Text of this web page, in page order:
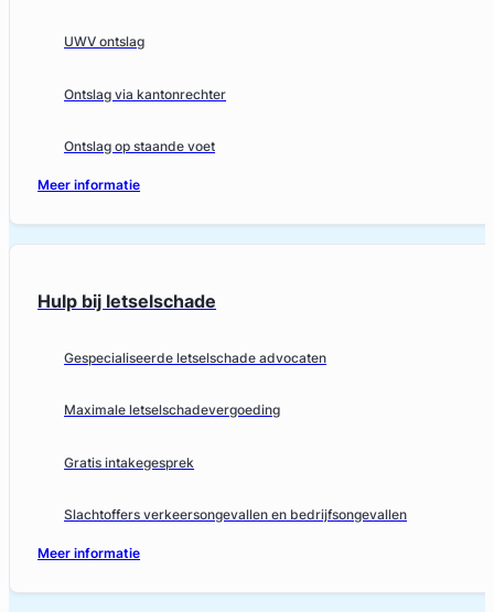
UWV ontslag
Ontslag via kantonrechter
Ontslag op staande voet
Meer informatie
Hulp bij letselschade
Gespecialiseerde letselschade advocaten
Maximale letselschadevergoeding
Gratis intakegesprek
Slachtoffers verkeersongevallen en bedrijfsongevallen
Meer informatie